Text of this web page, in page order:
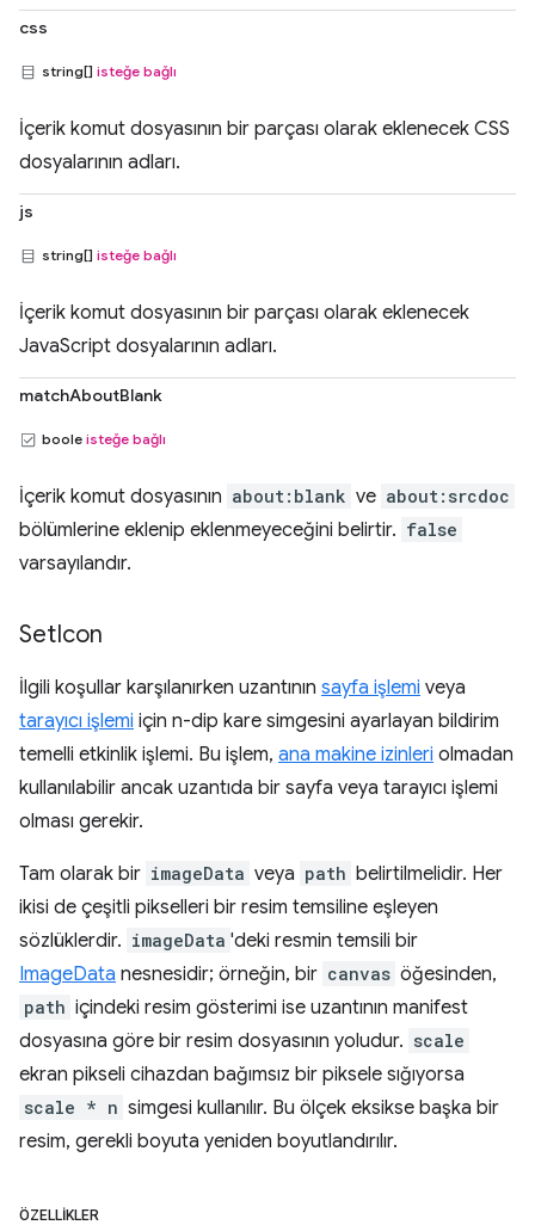
css
string[] isteğe bağlı
İçerik komut dosyasının bir parçası olarak eklenecek CSS
dosyalarının adları.
js
string[] isteğe bağlı
İçerik komut dosyasının bir parçası olarak eklenecek
JavaScript dosyalarının adları.
matchAboutBlank
boole isteğe bağlı
İçerik komut dosyasının about:blank ve about:srcdoc
bölümlerine eklenip eklenmeyeceğini belirtir. false
varsayılandır.
SetIcon
İlgili koşullar karşılanırken uzantının sayfa işlemi veya
tarayıcı işlemi için n-dip kare simgesini ayarlayan bildirim
temelli etkinlik işlemi. Bu işlem, ana makine izinleri olmadan
kullanılabilir ancak uzantıda bir sayfa veya tarayıcı işlemi
olması gerekir.
Tam olarak bir imageData veya path belirtilmelidir. Her
ikisi de çeşitli pikselleri bir resim temsiline eşleyen
sözlüklerdir. imageData 'deki resmin temsili bir
ImageData nesnesidir; örneğin, bir canvas öğesinden,
path içindeki resim gösterimi ise uzantının manifest
dosyasına göre bir resim dosyasının yoludur. scale
ekran pikseli cihazdan bağımsız bir piksele sığıyorsa
scale * n simgesi kullanılır. Bu ölçek eksikse başka bir
resim, gerekli boyuta yeniden boyutlandırılır.
ÖZELLIKLER